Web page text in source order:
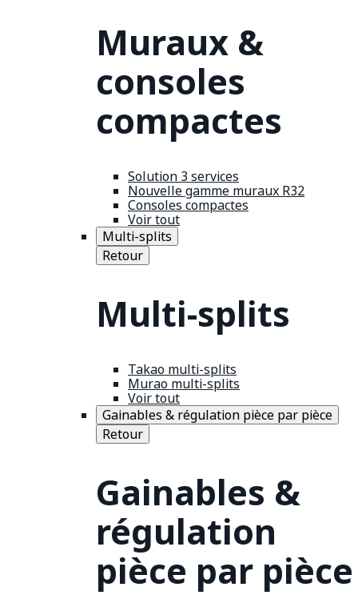
Muraux &
consoles
compactes
Solution 3 services
Nouvelle gamme muraux R32
Consoles compactes
Voir tout
Multi-splits
Retour
Multi-splits
Takao multi-splits
Murao multi-splits
Voir tout
Gainables & régulation pièce par pièce
Retour
Gainables &
régulation
pièce par pièce